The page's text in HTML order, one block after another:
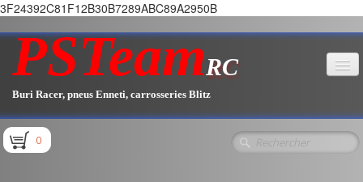
3F24392C81F12B30B7289ABC89A2950B
PSTeamRC
Buri Racer, pneus Enneti, carrosseries Blitz
Accueil
0